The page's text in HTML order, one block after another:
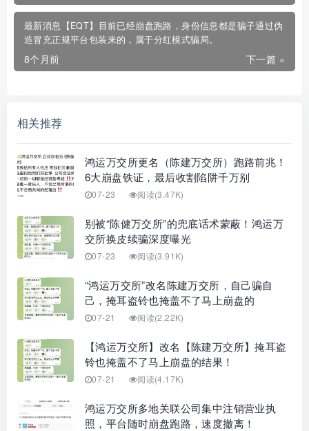
最新消息【EQT】目前已经崩盘跑路，身份信息都是骗子通过伪
造冒充正规平台包装来的，属于分红模式骗局。
下一篇 »
8个月前
相关推荐
鸿运万交所更名（陈建万交所）跑路前兆！
6大崩盘铁证，最后收割陷阱千万别
07-23 阅读(3.47K)
别被“陈健万交所”的兜底话术蒙蔽！鸿运万
交所换皮续骗深度曝光
07-23 阅读(3.91K)
“鸿运万交所”改名陈建万交所，自己骗自
己，掩耳盗铃也掩盖不了马上崩盘的
07-21 阅读(2.22K)
【鸿运万交所】改名【陈建万交所】掩耳盗
铃也掩盖不了马上崩盘的结果！
07-21 阅读(4.17K)
鸿运万交所多地关联公司集中注销营业执
照，平台随时崩盘跑路，速度撤离！